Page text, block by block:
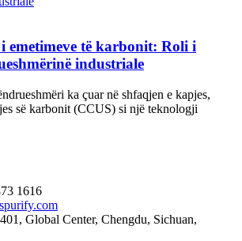
emetimeve të karbonit: Roli i
industriale
ka çuar në shfaqjen e kapjes,
së karbonit (CCUS) si një teknologji
1616
Global Center, Chengdu, Sichuan,